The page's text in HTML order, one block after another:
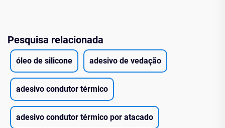
Pesquisa relacionada
óleo de silicone adesivo de vedação
adesivo condutor térmico
adesivo condutor térmico por atacado